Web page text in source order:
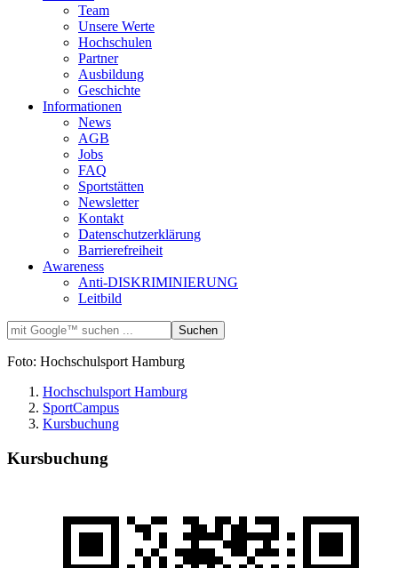
Team
Unsere Werte
Hochschulen
Partner
Ausbildung
Geschichte
Informationen
News
AGB
Jobs
FAQ
Sportstätten
Newsletter
Kontakt
Datenschutzerklärung
Barrierefreiheit
Awareness
Anti-DISKRIMINIERUNG
Leitbild
Foto: Hochschulsport Hamburg
Hochschulsport Hamburg
SportCampus
Kursbuchung
Kursbuchung